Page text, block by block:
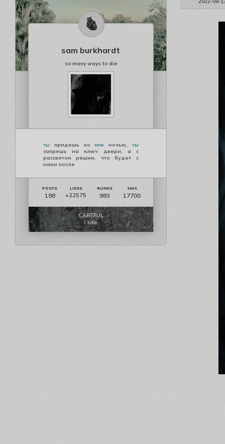
sam burkhardt
so many ways to die
ты придешь комне ночью,ты
запрешь на ключ двери, а с
рассветом решим, что будет с
нами после
198 +22575 983 17700
CAREFUL
i bite